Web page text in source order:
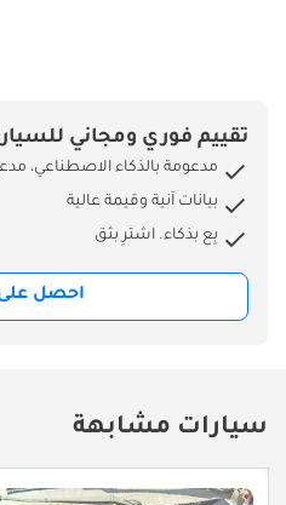
تقييم فوري ومجاني
مدعومة بالذكاء الاصطناعي،
بيانات آنية وقيمة عالية
بِع بذكاء. اشترِ بثق
احصل
سيارات مشابهة